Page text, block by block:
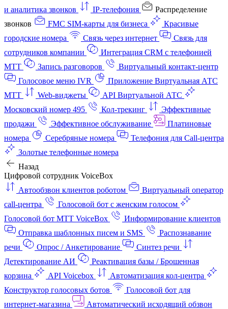
и аналитика звонков
IP-телефония
Распределение
звонков
FMC SIM-карты для бизнеса
Красивые
городские номера
Связь через интернет
Связь для
сотрудников компании
Интеграция CRM с телефонией
МТТ
Запись разговоров
Виртуальный контакт‑центр
Голосовое меню IVR
Приложение Виртуальная АТС
МТТ
Web-виджеты
API Виртуальной АТС
Московский номер 495
Кол-трекинг
Эффективные
продажи
Эффективное обслуживание
Платиновые
номера
Серебряные номера
Телефония для Call-центра
Золотые телефонные номера
Назад
Цифровой сотрудник VoiceBox
Автообзвон клиентов роботом
Виртуальный оператор
call-центра
Голосовой бот с женским голосом
Голосовой бот МТТ VoiceBox
Информирование клиентов
Отправка шаблонных писем и SMS
Распознавание
речи
Опрос / Анкетирование
Синтез речи
Детектирование АИ
Реактивация базы / Брошенная
корзина
API Voicebox
Автоматизация кол‑центра
Конструктор голосовых ботов
Голосовой бот для
интернет‑магазина
Автоматический исходящий обзвон